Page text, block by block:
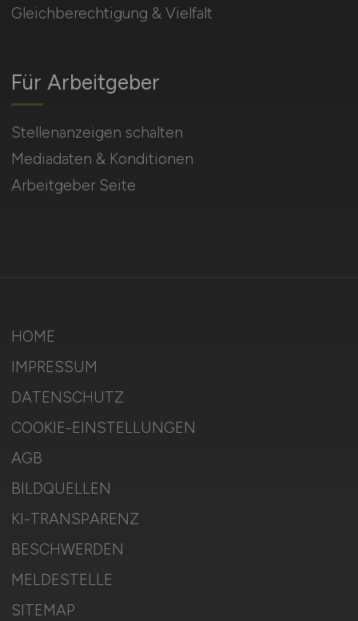
Gleichberechtigung & Vielfalt
Für Arbeitgeber
Stellenanzeigen schalten
Mediadaten & Konditionen
Arbeitgeber Seite
HOME
IMPRESSUM
DATENSCHUTZ
COOKIE-EINSTELLUNGEN
AGB
BILDQUELLEN
KI-TRANSPARENZ
BESCHWERDEN
MELDESTELLE
SITEMAP